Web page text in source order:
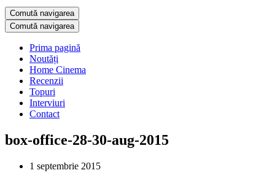
Comută navigarea
Comută navigarea
Prima pagină
Noutăți
Home Cinema
Recenzii
Topuri
Interviuri
Contact
box-office-28-30-aug-2015
1 septembrie 2015